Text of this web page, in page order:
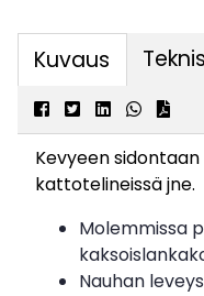
Kuvaus
Kevyeen
kattotelineissä jne.
Molemmissa
Nauhan